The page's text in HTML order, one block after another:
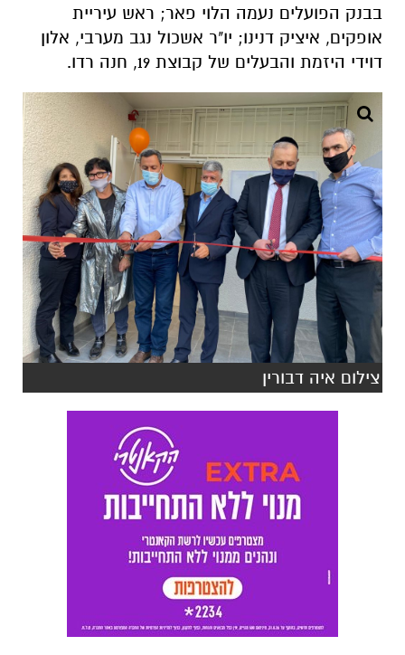
בבנק הפועלים נעמה הלוי פאר; ראש עיריית
אופקים, איציק דנינו; יו"ר אשכול נגב מערבי, אלון
דוידי היזמת והבעלים של קבוצת 19, חנה רדו.
צילום איה דבורין